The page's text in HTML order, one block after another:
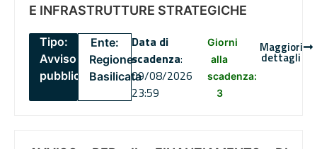
E INFRASTRUTTURE STRATEGICHE
Tipo:
Avviso
pubblico
Ente:
Regione
Basilicata
Data di
scadenza:
09/08/2026
23:59
Giorni
alla
scadenza:
3
Maggiori
dettagli